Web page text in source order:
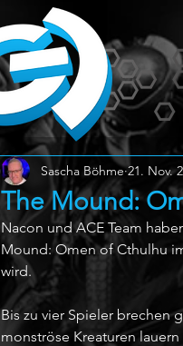
The Mound:
Sascha Böhme 21. Nov.
Nacon und ACE Team
Mound: Omen of Cthulhu
wird.
Bis zu vier Spieler brechen
monströse Kreaturen